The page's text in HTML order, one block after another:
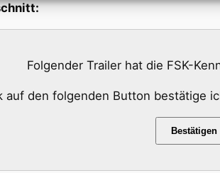
Folgender Trailer hat die FSK-
auf den folgenden Button bestätige
Bestätigen